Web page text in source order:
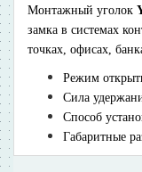
Монтажный уголок
замка в системах
точках, офисах,
Режим
Сила
Способ
Габаритные